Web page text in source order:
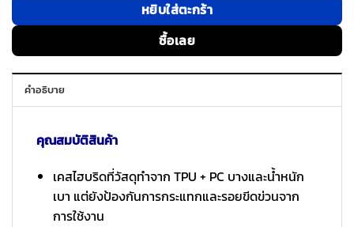
หยิบใส่ตะกร้า
ซื้อเลย
คำอธิบาย
คุณสมบัติสินค้า
เคสไฮบริดที่วัสดุทำจาก TPU + PC บางและน้ำหนัก
เบา แต่ยังป้องกันการกระแทกและรอยขีดข่วนจาก
การใช้งาน